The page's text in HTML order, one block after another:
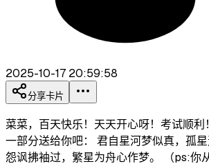
2025-10-17 20:59:58
分享卡片
菜菜，百天快乐！天天开心呀！考试顺利
一部分送给你吧： 君自星河梦似真，孤
怨讽拂袖过，繁星为舟心作梦。 （ps:你